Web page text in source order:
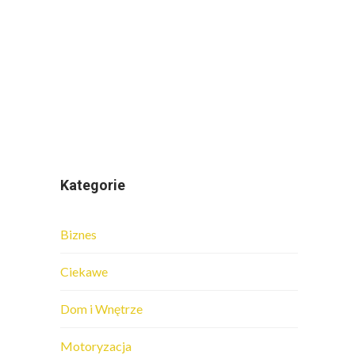
Kategorie
Biznes
Ciekawe
Dom i Wnętrze
Motoryzacja